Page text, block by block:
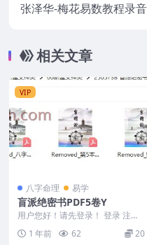
张泽华-梅花易数教程录
相关文章
VIP
八字命理 易学
盲派绝密书PDF5卷Y
用户您好！请先登录！ 登录 注册
盲派绝密书PDF5卷Y 2505738
1 年前 62 20